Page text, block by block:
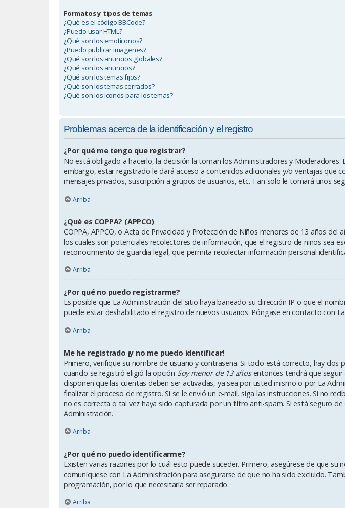
Formatos y tipos de temas
¿Qué es el código BBCode?
¿Puedo usar HTML?
¿Qué son los emoticonos?
¿Puedo publicar imagenes?
¿Qué son los anuncios globales?
¿Qué son los anuncios?
¿Qué son los temas fijos?
¿Qué son los temas cerrados?
¿Qué son los iconos para los temas?
Problemas acerca de la identificación y el registro
¿Por qué me tengo que registrar?
No está obligado a hacerlo, la decisión la toman los Administradores y
embargo, estar registrado le dará acceso a contenidos adicionales y/o ventajas que
mensajes privados, suscripción a grupos de usuarios, etc. Tan solo le tomará unos
Arriba
¿Qué es COPPA? (APPCO)
COPPA, APPCO, o Acta de Privacidad y Protección de Niños menores de 13 años
los cuales son potenciales recolectores de información, que el registro de niños
reconocimiento de guardia legal, que permita recolectar información personal
Arriba
¿Por qué no puedo registrarme?
Es posible que La Administración del sitio haya baneado su dirección IP o que el
puede estar deshabilitado el registro de nuevos usuarios. Póngase en contacto con
Arriba
Me he registrado ¡y no me puedo identificar!
Primero, verifique su nombre de usuario y contraseña. Si todo está correcto, hay dos
cuando se registró eligió la opción Soy menor de 13 añosentonces tendrá que seguir
disponen que las cuentas deben ser activadas, ya sea por usted mismo o por La
finalizar el proceso de registro. Si se le envió un e-mail, siga las instrucciones. Si no
no es correcta o tal vez haya sido capturada por un filtro anti-spam. Si está seguro
Administración.
Arriba
¿Por qué no puedo identificarme?
Existen varias razones por lo cuál esto puede suceder. Primero, asegúrese de que
comuníquese con La Administración para asegurarse de que no ha sido excluido.
programación, por lo que necesitaría ser reparado.
Arriba